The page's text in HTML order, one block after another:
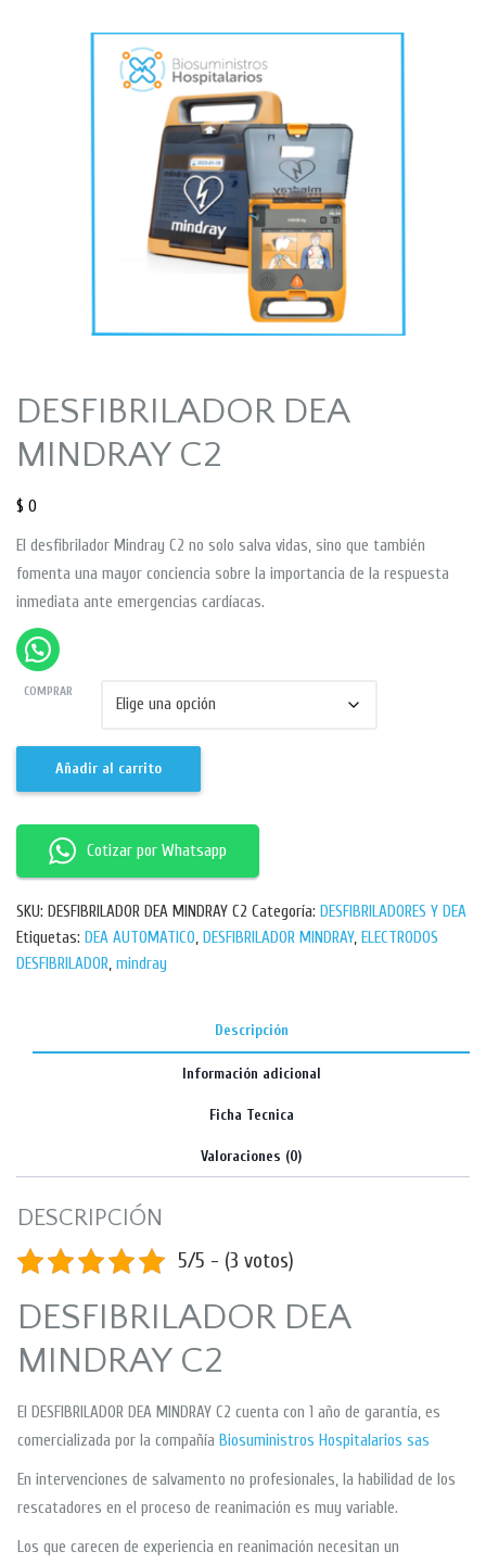
DESFIBRILADOR DEA
MINDRAY C2
$ 0
El desfibrilador Mindray C2 no solo salva vidas, sino que también
fomenta una mayor conciencia sobre la importancia de la respuesta
inmediata ante emergencias cardíacas.
COMPRAR
Añadir al carrito
Cotizar por Whatsapp
SKU: DESFIBRILADOR DEA MINDRAY C2 Categoría: DESFIBRILADORES Y DEA
Etiquetas: DEA AUTOMATICO, DESFIBRILADOR MINDRAY, ELECTRODOS
DESFIBRILADOR, mindray
Descripción
Información adicional
Ficha Tecnica
Valoraciones (0)
DESCRIPCIÓN
5/5 - (3 votos)
DESFIBRILADOR DEA
MINDRAY C2
El DESFIBRILADOR DEA MINDRAY C2 cuenta con 1 año de garantía, es
comercializada por la compañía Biosuministros Hospitalarios sas
En intervenciones de salvamento no profesionales, la habilidad de los
rescatadores en el proceso de reanimación es muy variable.
Los que carecen de experiencia en reanimación necesitan un